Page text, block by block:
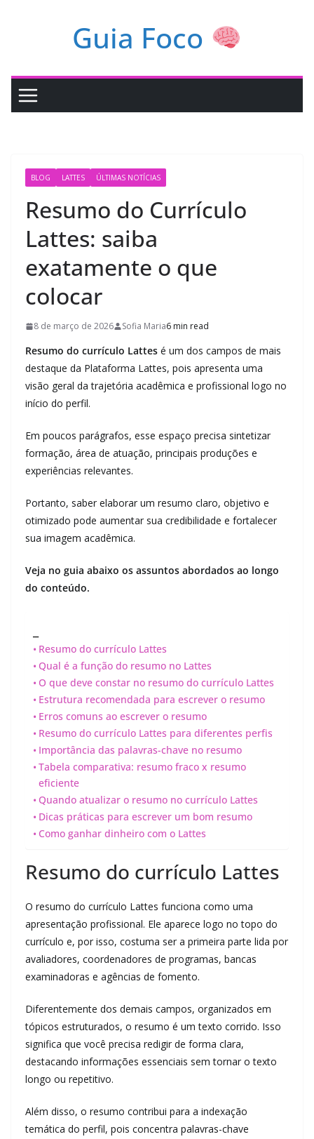
Guia Foco
BLOG LATTES ÚLTIMAS NOTÍCIAS
Resumo do Currículo
Lattes: saiba
exatamente o que
colocar
8 de março de 2026 Sofia Maria6 min read
Resumo do currículo Lattes é um dos campos de mais
destaque da Plataforma Lattes, pois apresenta uma
visão geral da trajetória acadêmica e profissional logo no
início do perfil.
Em poucos parágrafos, esse espaço precisa sintetizar
formação, área de atuação, principais produções e
experiências relevantes.
Portanto, saber elaborar um resumo claro, objetivo e
otimizado pode aumentar sua credibilidade e fortalecer
sua imagem acadêmica.
Veja no guia abaixo os assuntos abordados ao longo
do conteúdo.
Resumo do currículo Lattes
Qual é a função do resumo no Lattes
O que deve constar no resumo do currículo Lattes
Estrutura recomendada para escrever o resumo
Erros comuns ao escrever o resumo
Resumo do currículo Lattes para diferentes perfis
Importância das palavras-chave no resumo
Tabela comparativa: resumo fraco x resumo
eficiente
Quando atualizar o resumo no currículo Lattes
Dicas práticas para escrever um bom resumo
Como ganhar dinheiro com o Lattes
Resumo do currículo Lattes
O resumo do currículo Lattes funciona como uma
apresentação profissional. Ele aparece logo no topo do
currículo e, por isso, costuma ser a primeira parte lida por
avaliadores, coordenadores de programas, bancas
examinadoras e agências de fomento.
Diferentemente dos demais campos, organizados em
tópicos estruturados, o resumo é um texto corrido. Isso
significa que você precisa redigir de forma clara,
destacando informações essenciais sem tornar o texto
longo ou repetitivo.
Além disso, o resumo contribui para a indexação
temática do perfil, pois concentra palavras-chave